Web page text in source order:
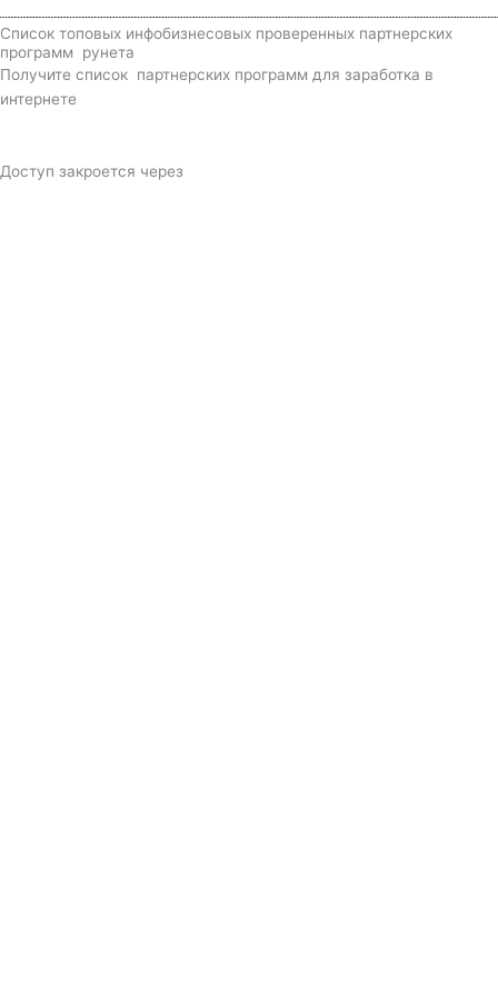
Список топовых инфобизнесовых проверенных партнерских
программ рунета
Получите список партнерских программ для заработка в
интернете
Доступ закроется через